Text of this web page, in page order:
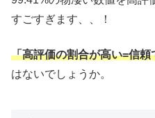
すごすぎます、、！
「高評価の割合が高い=信頼
はないでしょうか。